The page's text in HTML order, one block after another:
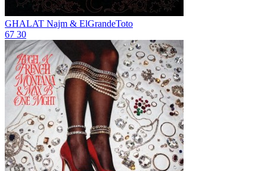
GHALAT Najm & ElGrandeToto
67 30